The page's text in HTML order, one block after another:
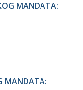
MANDATA:
MANDATA: